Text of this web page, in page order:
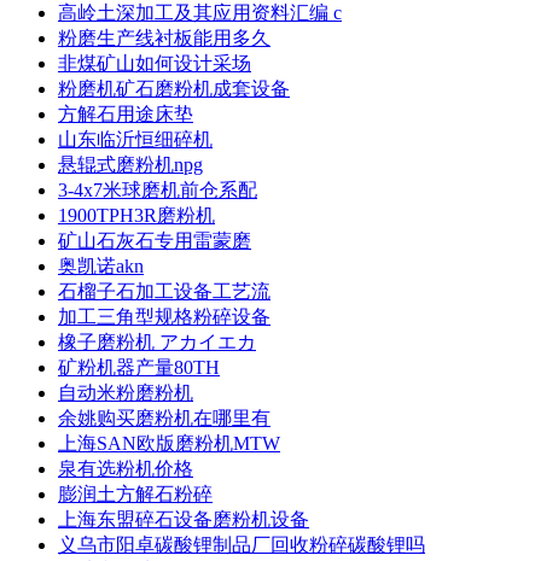
高岭土深加工及其应用资料汇编 c
粉磨生产线衬板能用多久
非煤矿山如何设计采场
粉磨机矿石磨粉机成套设备
方解石用途床垫
山东临沂恒细碎机
悬辊式磨粉机npg
3-4x7米球磨机前仓系配
1900TPH3R磨粉机
矿山石灰石专用雷蒙磨
奥凯诺akn
石榴子石加工设备工艺流
加工三角型规格粉碎设备
橡子磨粉机 アカイエカ
矿粉机器产量80TH
自动米粉磨粉机
余姚购买磨粉机在哪里有
上海SAN欧版磨粉机MTW
泉有选粉机价格
膨润土方解石粉碎
上海东盟碎石设备磨粉机设备
义乌市阳卓碳酸锂制品厂回收粉碎碳酸锂吗